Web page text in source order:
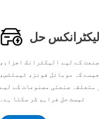
حل
کے لیے الیکٹرانک اجزاء،
کہ موبائل فونز، ٹیبلٹس،
صنعتی مصنوعات کے لیے
ٹیسٹ حل فراہم کر سکتا ہے۔